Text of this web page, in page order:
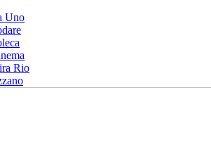
Uno
Rio